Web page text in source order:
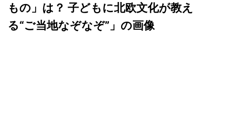
もの」は？ 子どもに北欧文化が教え
る“ご当地なぞなぞ”」の画像